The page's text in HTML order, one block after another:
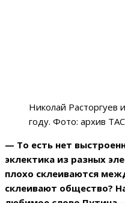
Николай Расторгуев
году. Фото: архив
— То есть нет
эклектика из разных
плохо склеиваются
склеивают общество?